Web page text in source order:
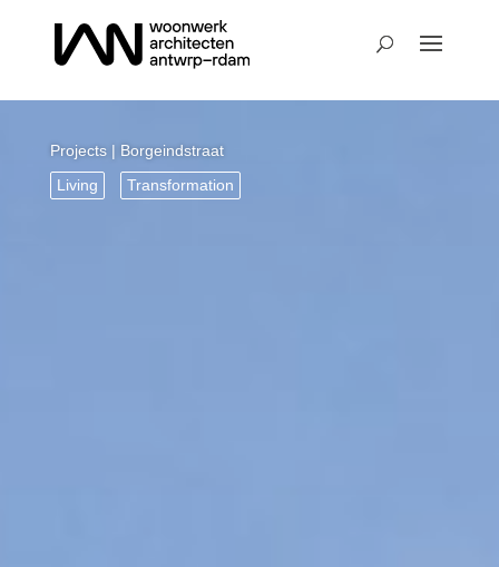
Projects| Borgeindstraat
Living
Transformation